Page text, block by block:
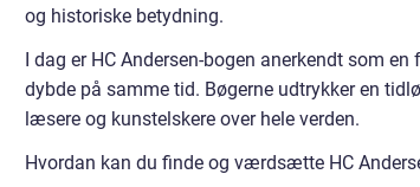
og historiske betydning.
I dag er HC Andersen-bogen anerkendt som
dybde på samme tid. Bøgerne udtrykker en
læsere og kunstelskere over hele verden.
Hvordan kan du finde og værdsætte HC